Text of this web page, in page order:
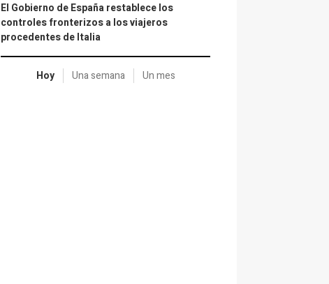
El Gobierno de España restablece los
controles fronterizos a los viajeros
procedentes de Italia
Hoy Una semana Un mes